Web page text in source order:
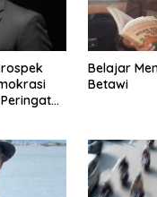
Belajar
Betawi